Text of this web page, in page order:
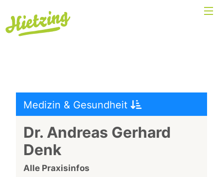
Medizin & Gesundheit
Dr. Andreas Gerhard
Denk
Alle Praxisinfos